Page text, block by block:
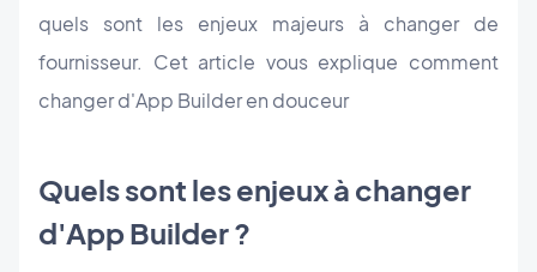
quels sont les enjeux majeurs à changer de
fournisseur. Cet article vous explique comment
changer d'App Builder en douceur
Quels sont les enjeux à changer
d'App Builder ?